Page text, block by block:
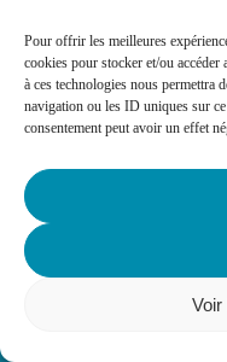
Pour offrir les meilleures
cookies pour stocker et/ou
à ces technologies nous permettra
navigation ou les ID uniques sur
consentement peut avoir un effet
Voir